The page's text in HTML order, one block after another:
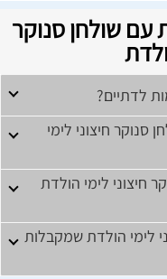
עם שולחן סנוקר
לדתיים?
חיצוני לימי
חיצוני לימי הולדת
לימי הולדת שמקבלות